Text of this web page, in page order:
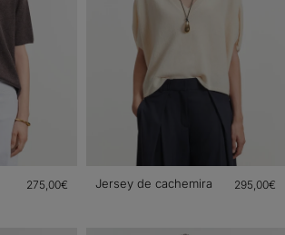
275,00€ Jersey de cachemira 295,00€